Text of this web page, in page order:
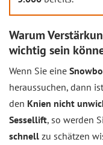
Warum
wichtig sein
Wenn Sie eine
heraussuchen, dann ist
den Knien nicht
Sessellift, so werden
schnell zu schätzen